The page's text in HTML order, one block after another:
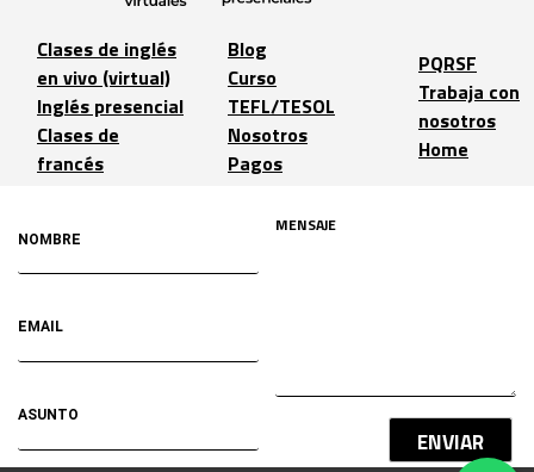
Clases de inglés
en vivo (virtual)
Inglés presencial
Clases de
francés
Blog
Curso
TEFL/TESOL
Nosotros
Pagos
PQRSF
Trabaja con
nosotros
Home
ENVIAR